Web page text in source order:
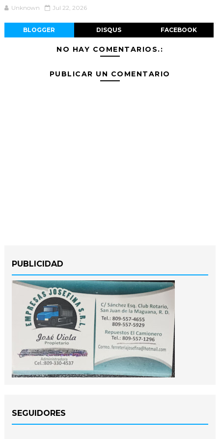
Unknown Jul 22, 2026
BLOGGER DISQUS FACEBOOK
NO HAY COMENTARIOS.:
PUBLICAR UN COMENTARIO
PUBLICIDAD
SEGUIDORES